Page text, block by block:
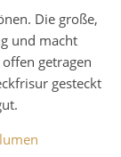
Die große,
und macht
getragen
gesteckt